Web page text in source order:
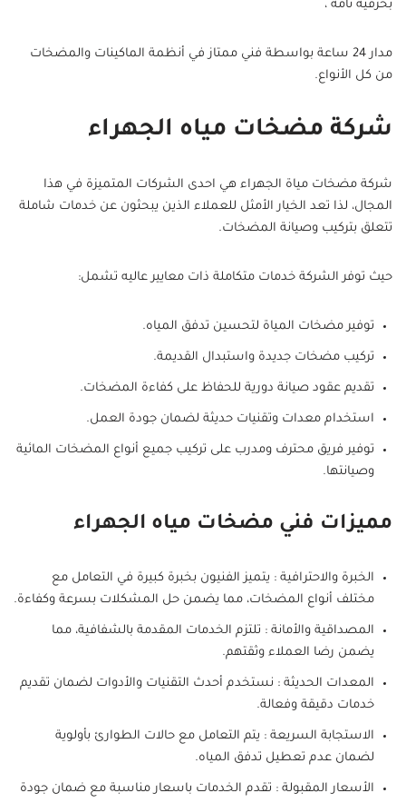
بحرفية تامة ،
مدار 24 ساعة بواسطة فني ممتاز في أنظمة الماكينات والمضخات
من كل الأنواع.
شركة مضخات مياه الجهراء
شركة مضخات مياة الجهراء هي احدى الشركات المتميزة في هذا
المجال، لذا تعد الخيار الأمثل للعملاء الذين يبحثون عن خدمات شاملة
تتعلق بتركيب وصيانة المضخات.
حيث توفر الشركة خدمات متكاملة ذات معايير عاليه تشمل:
توفير مضخات المياة لتحسين تدفق المياه.
تركيب مضخات جديدة واستبدال القديمة.
تقديم عقود صيانة دورية للحفاظ على كفاءة المضخات.
استخدام معدات وتقنيات حديثة لضمان جودة العمل.
توفير فريق محترف ومدرب على تركيب جميع أنواع المضخات المائية
وصيانتها.
مميزات فني مضخات مياه الجهراء
الخبرة والاحترافية : يتميز الفنيون بخبرة كبيرة في التعامل مع
مختلف أنواع المضخات، مما يضمن حل المشكلات بسرعة وكفاءة.
المصداقية والأمانة : تلتزم الخدمات المقدمة بالشفافية، مما
يضمن رضا العملاء وثقتهم.
المعدات الحديثة : نستخدم أحدث التقنيات والأدوات لضمان تقديم
خدمات دقيقة وفعالة.
الاستجابة السريعة : يتم التعامل مع حالات الطوارئ بأولوية
لضمان عدم تعطيل تدفق المياه.
الأسعار المقبولة : تقدم الخدمات باسعار مناسبة مع ضمان جودة